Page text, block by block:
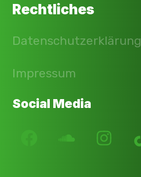
Rechtliches
Datenschutzerklärung
Impressum
Social Media